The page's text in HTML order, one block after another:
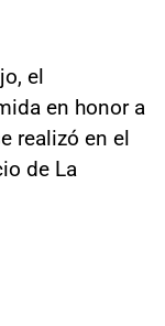
el
en honor a
realizó en el
de La